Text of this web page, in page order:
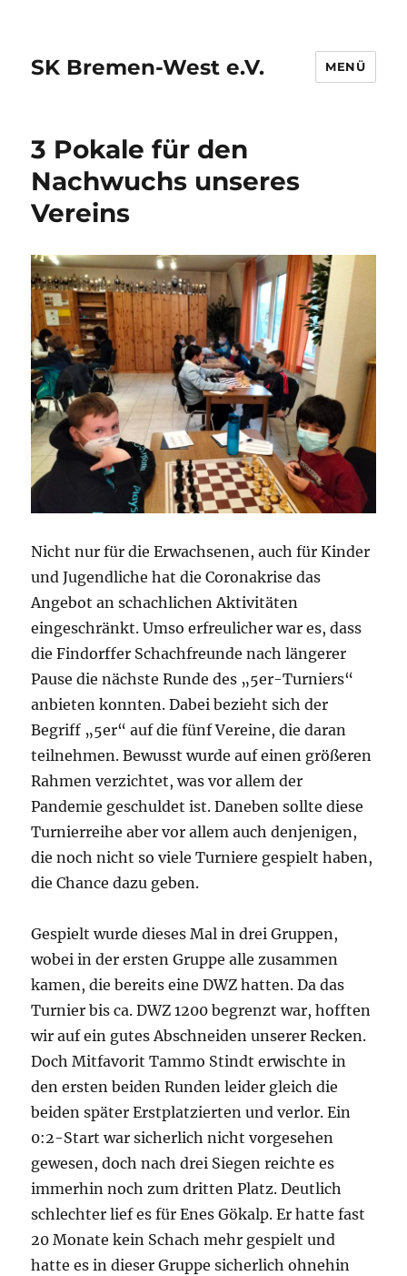
SK Bremen-West e.V. MENÜ
3 Pokale für den
Nachwuchs unseres
Vereins
Nicht nur für die Erwachsenen, auch für Kinder
und Jugendliche hat die Coronakrise das
Angebot an schachlichen Aktivitäten
eingeschränkt. Umso erfreulicher war es, dass
die Findorffer Schachfreunde nach längerer
Pause die nächste Runde des „5er-Turniers“
anbieten konnten. Dabei bezieht sich der
Begriff „5er“ auf die fünf Vereine, die daran
teilnehmen. Bewusst wurde auf einen größeren
Rahmen verzichtet, was vor allem der
Pandemie geschuldet ist. Daneben sollte diese
Turnierreihe aber vor allem auch denjenigen,
die noch nicht so viele Turniere gespielt haben,
die Chance dazu geben.
Gespielt wurde dieses Mal in drei Gruppen,
wobei in der ersten Gruppe alle zusammen
kamen, die bereits eine DWZ hatten. Da das
Turnier bis ca. DWZ 1200 begrenzt war, hofften
wir auf ein gutes Abschneiden unserer Recken.
Doch Mitfavorit Tammo Stindt erwischte in
den ersten beiden Runden leider gleich die
beiden später Erstplatzierten und verlor. Ein
0:2-Start war sicherlich nicht vorgesehen
gewesen, doch nach drei Siegen reichte es
immerhin noch zum dritten Platz. Deutlich
schlechter lief es für Enes Gökalp. Er hatte fast
20 Monate kein Schach mehr gespielt und
hatte es in dieser Gruppe sicherlich ohnehin